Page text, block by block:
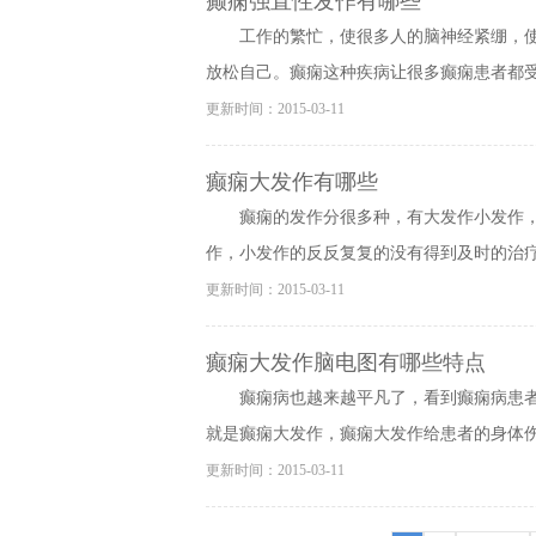
工作的繁忙，使很多人的脑神经紧绷，
放松自己。癫痫这种疾病让很多癫痫患者都
更新时间：2015-03-11
癫痫大发作有哪些
癫痫的发作分很多种，有大发作小发作
作，小发作的反反复复的没有得到及时的治
更新时间：2015-03-11
癫痫大发作脑电图有哪些特点
癫痫病也越来越平凡了，看到癫痫病患
就是癫痫大发作，癫痫大发作给患者的身体
更新时间：2015-03-11